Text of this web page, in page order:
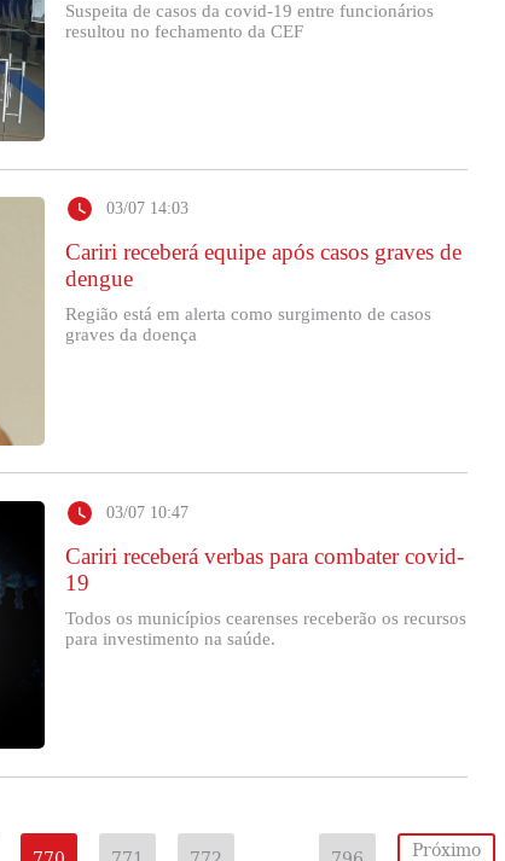
Suspeita de casos da covid-19 entre funcionários
resultou no fechamento da CEF
03/07 14:03
Cariri receberá equipe após casos graves de
dengue
Região está em alerta como surgimento de casos
graves da doença
03/07 10:47
Cariri receberá verbas para combater covid-
19
Todos os municípios cearenses receberão os recursos
para investimento na saúde.
Próximo